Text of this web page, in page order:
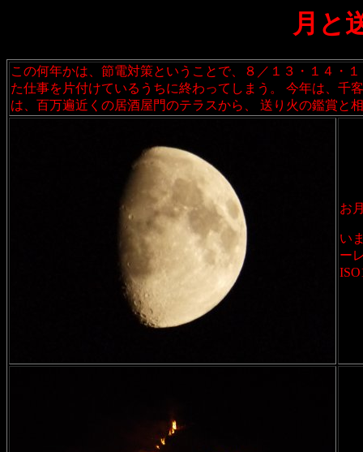
月と
この何年かは、節電対策ということで、８／１３・１４・
た仕事を片付けているうちに終わってしまう。 今年は、千
は、百万遍近くの居酒屋門のテラスから、 送り火の鑑賞と
お
い
ー